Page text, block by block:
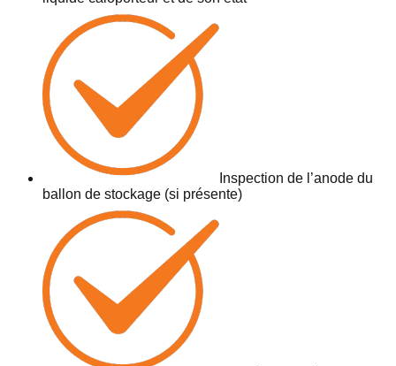
Inspection de l’anode du
ballon de stockage (si présente)